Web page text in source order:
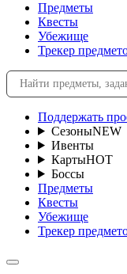
Предметы
Квесты
Убежище
Трекер
Поддержать
СезоныNEW
Ивенты
КартыHOT
Боссы
Предметы
Квесты
Убежище
Трекер